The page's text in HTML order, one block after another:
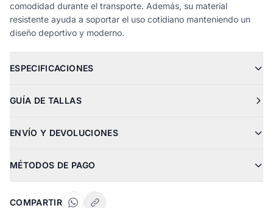
comodidad durante el transporte. Además, su material
resistente ayuda a soportar el uso cotidiano manteniendo un
diseño deportivo y moderno.
ESPECIFICACIONES
GUÍA DE TALLAS
ENVÍO Y DEVOLUCIONES
MÉTODOS DE PAGO
COMPARTIR